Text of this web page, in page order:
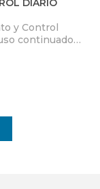
DIARIO
y Control
continuado